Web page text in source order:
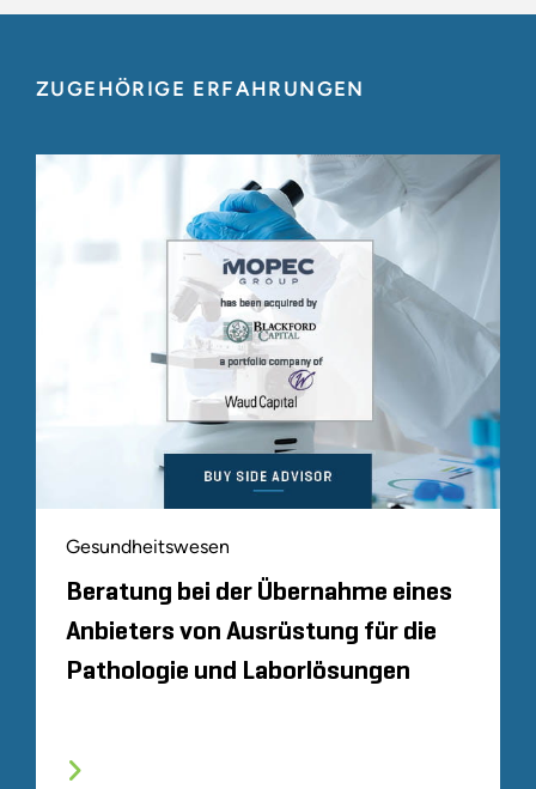
ZUGEHÖRIGE ERFAHRUNGEN
Gesundheitswesen
Beratung bei der Übernahme eines
Anbieters von Ausrüstung für die
Pathologie und Laborlösungen